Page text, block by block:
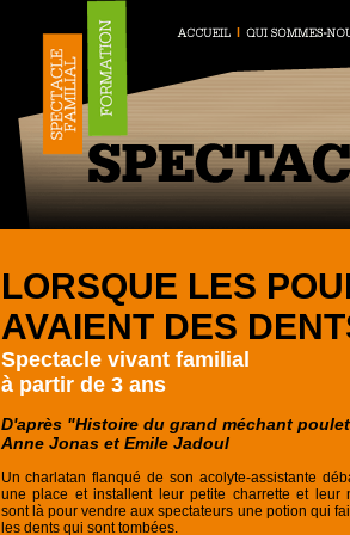
LORSQUE LES
AVAIENT DES
Spectacle vivant familial
à partir de 3 ans
D'après "Histoire du grand méchant
Anne Jonas et Emile Jadoul
Un charlatan flanqué de son acolyte-assistante
une place et installent leur petite charrette et leur
sont là pour vendre aux spectateurs une potion qui
les dents qui sont tombées.